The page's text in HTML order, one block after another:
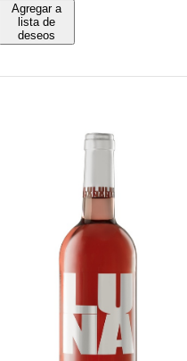
Agregar a
lista de
deseos